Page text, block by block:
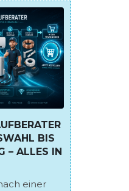
BIS
– ALLES IN
einer